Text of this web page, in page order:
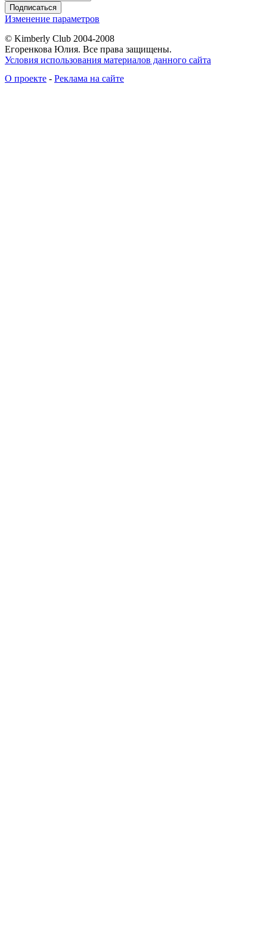
Изменение параметров
© Kimberly Club 2004-2008
Егоренкова Юлия. Все права защищены.
Условия использования материалов данного сайта
О проекте - Реклама на сайте